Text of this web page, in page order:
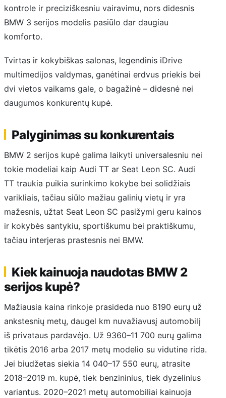
kontrole ir preciziškesniu vairavimu, nors didesnis
BMW 3 serijos modelis pasiūlo dar daugiau
komforto.
Tvirtas ir kokybiškas salonas, legendinis iDrive
multimedijos valdymas, ganėtinai erdvus priekis bei
dvi vietos vaikams gale, o bagažinė – didesnė nei
daugumos konkurentų kupė.
Palyginimas su konkurentais
BMW 2 serijos kupė galima laikyti universalesniu nei
tokie modeliai kaip Audi TT ar Seat Leon SC. Audi
TT traukia puikia surinkimo kokybe bei solidžiais
varikliais, tačiau siūlo mažiau galinių vietų ir yra
mažesnis, užtat Seat Leon SC pasižymi geru kainos
ir kokybės santykiu, sportiškumu bei praktiškumu,
tačiau interjeras prastesnis nei BMW.
Kiek kainuoja naudotas BMW 2
serijos kupė?
Mažiausia kaina rinkoje prasideda nuo 8190 eurų už
ankstesnių metų, daugel km nuvažiavusį automobilį
iš privataus pardavėjo. Už 9360–11 700 eurų galima
tikėtis 2016 arba 2017 metų modelio su vidutine rida.
Jei biudžetas siekia 14 040–17 550 eurų, atrasite
2018–2019 m. kupė, tiek benzininius, tiek dyzelinius
variantus. 2020–2021 metų automobiliai kainuoja